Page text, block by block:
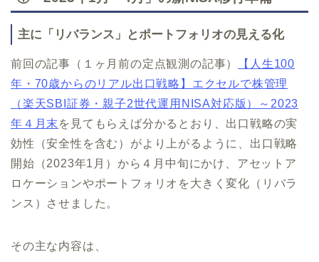
主に「リバランス」とポートフォリオの見える化
前回の記事（１ヶ月前の定点観測の記事）
【人生100
年・70歳からのリアル出口戦略】エクセルで株管理
（楽天SBI証券・親子2世代運用NISA対応版）～2023
年４月末 を見てもらえば分かるとおり、出口戦略の実
効性（安全性を含む）がより上がるように、出口戦略
開始（2023年1月）から４月中旬にかけ、アセットア
ロケーションやポートフォリオを大きく変化（リバラ
ンス）させました。
その主な内容は、